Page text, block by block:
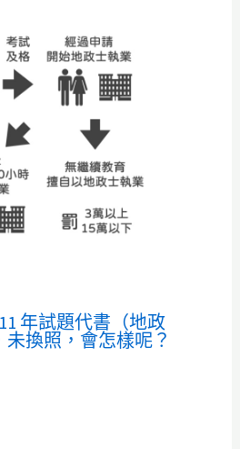
年試題代書（地政
換照，會怎樣呢？